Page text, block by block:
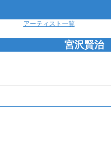
アーティスト一覧
宮沢賢治